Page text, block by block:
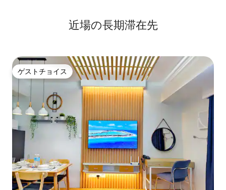
近場の長期滞在先
ゲストチョイス
ゲストチョイス